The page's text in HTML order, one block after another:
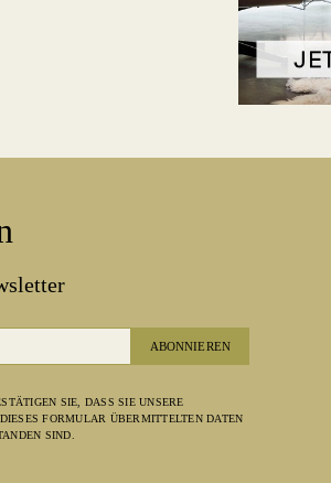
ABONNIEREN
SIE, DASS SIE UNSERE
FORMULAR ÜBERMITTELTEN DATEN
SIND.